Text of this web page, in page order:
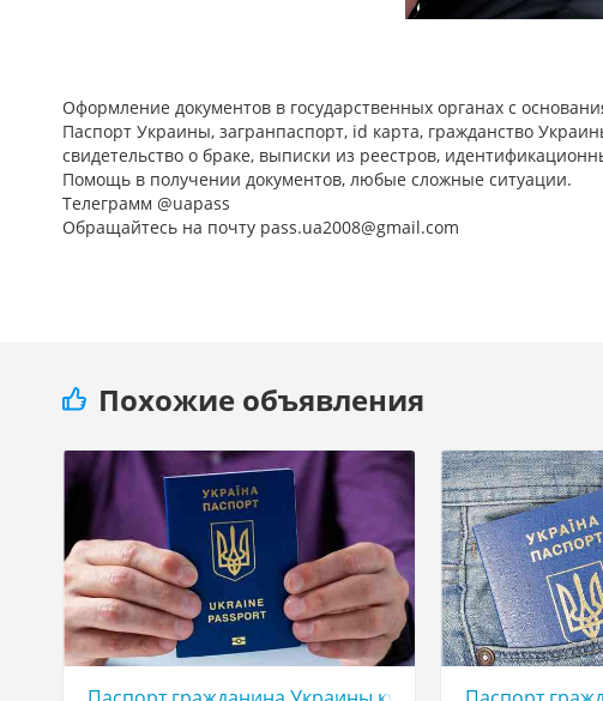
Оформление документов в государственных органах с
Паспорт Украины, загранпаспорт, id карта, гражданство
свидетельство о браке, выписки из реестров,
Помощь в получении документов, любые сложные ситуации.
Телеграмм @uapass
Обращайтесь на почту pass.ua2008@gmail.com
Похожие объявления